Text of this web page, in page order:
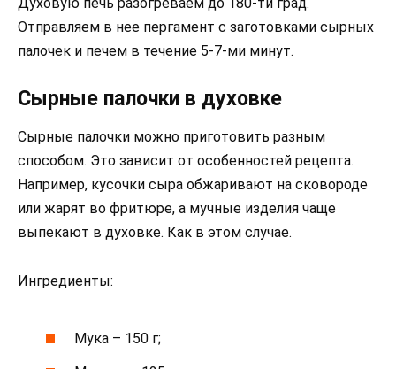
Отправляем в нее пергамент с заготовками сырных
палочек и печем в течение 5-7-ми минут.
Сырные палочки в духовке
Сырные палочки можно приготовить разным
способом. Это зависит от особенностей рецепта.
Например, кусочки сыра обжаривают на сковороде
или жарят во фритюре, а мучные изделия чаще
выпекают в духовке. Как в этом случае.
Ингредиенты:
Мука – 150 г;